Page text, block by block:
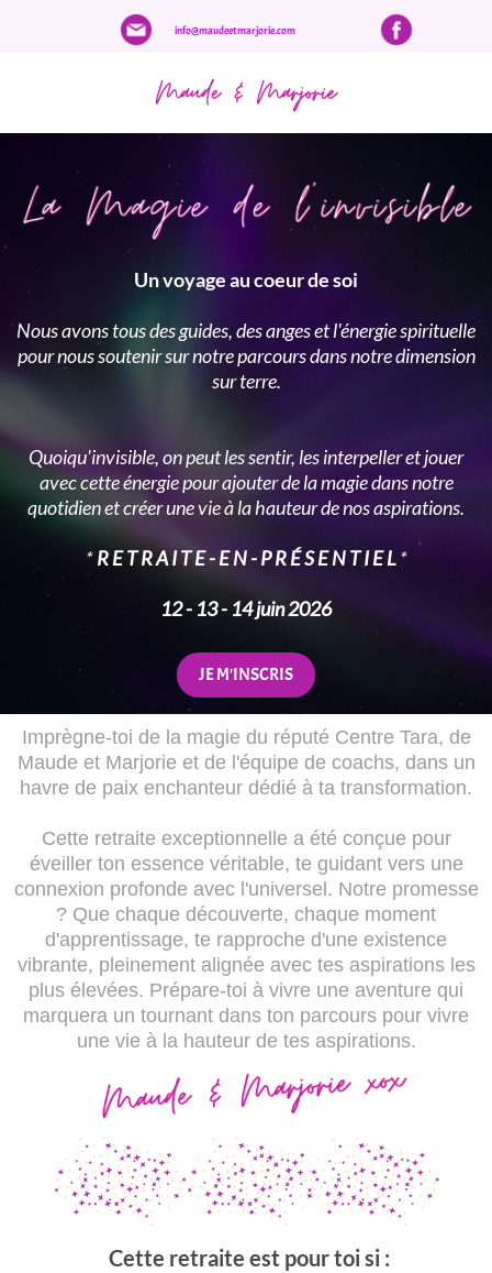
info@maudeetmarjorie.com
Un voyage au coeur de soi
Nous avons tous des guides, des anges et l'énergie spirituelle
pour nous soutenir sur notre parcours dans notre dimension
sur terre.
Quoiqu'invisible, on peut les sentir, les interpeller et jouer
avec cette énergie pour ajouter de la magie dans notre
quotidien et créer une vie à la hauteur de nos aspirations.
*R E T R A I T E - E N - P R É S E N T I E L*
12 - 13 - 14 juin 2026
JE M'INSCRIS
Imprègne-toi de la magie du réputé Centre Tara, de
Maude et Marjorie et de l'équipe de coachs, dans un
havre de paix enchanteur dédié à ta transformation.
Cette retraite exceptionnelle a été conçue pour
éveiller ton essence véritable, te guidant vers une
connexion profonde avec l'universel. Notre promesse
? Que chaque découverte, chaque moment
d'apprentissage, te rapproche d'une existence
vibrante, pleinement alignée avec tes aspirations les
plus élevées. Prépare-toi à vivre une aventure qui
marquera un tournant dans ton parcours pour vivre
une vie à la hauteur de tes aspirations.
Cette retraite est pour toi si :